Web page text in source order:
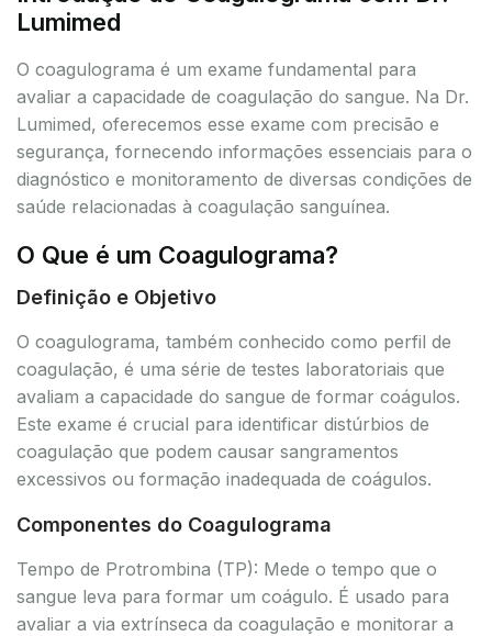
Lumimed
O coagulograma é um exame fundamental para
avaliar a capacidade de coagulação do sangue. Na Dr.
Lumimed, oferecemos esse exame com precisão e
segurança, fornecendo informações essenciais para o
diagnóstico e monitoramento de diversas condições de
saúde relacionadas à coagulação sanguínea.
O Que é um Coagulograma?
Definição e Objetivo
O coagulograma, também conhecido como perfil de
coagulação, é uma série de testes laboratoriais que
avaliam a capacidade do sangue de formar coágulos.
Este exame é crucial para identificar distúrbios de
coagulação que podem causar sangramentos
excessivos ou formação inadequada de coágulos.
Componentes do Coagulograma
Tempo de Protrombina (TP): Mede o tempo que o
sangue leva para formar um coágulo. É usado para
avaliar a via extrínseca da coagulação e monitorar a